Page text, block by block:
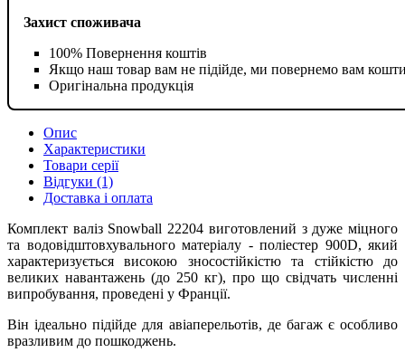
Захист споживача
100% Повернення коштів
Якщо наш товар вам не підійде, ми повернемо вам
Оригінальна продукція
Опис
Характеристики
Товари серії
Відгуки (1)
Доставка і оплата
Комплект валіз Snowball 22204 виготовлений з дуже міцного
та водовідштовхувального матеріалу - поліестер 900D, який
характеризується високою зносостійкістю та стійкістю до
великих навантажень (до 250 кг), про що свідчать численні
випробування, проведені у Франції.
Він ідеально підійде для авіаперельотів, де багаж є особливо
вразливим до пошкоджень.